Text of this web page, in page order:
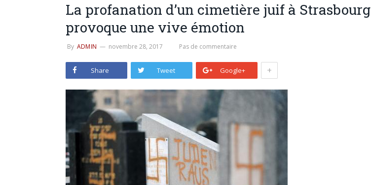
La profanation d’un cimetière juif à Strasbourg
provoque une vive émotion
By ADMIN novembre 28, 2017 Pas de commentaire
Share Tweet Google+ +